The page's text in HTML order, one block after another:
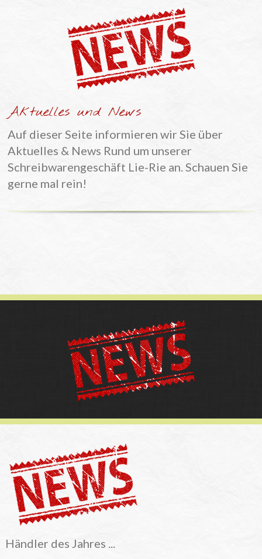
Aktuelles und News
Auf dieser Seite informieren wir Sie über
Aktuelles & News Rund um unserer
Schreibwarengeschäft Lie-Rie an. Schauen Sie
gerne mal rein!
Händler des Jahres ...